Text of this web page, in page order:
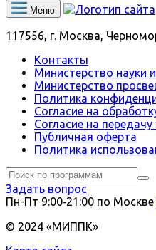
Меню
117556, г. Москва,
Контакты
Министерство науки
Министерство
Политика
Согласие на
Согласие на
Публичная оферта
Политика
Задать вопрос
Пн-Пт 9:00‑21:00 по Москве
© 2024 «МИППК»